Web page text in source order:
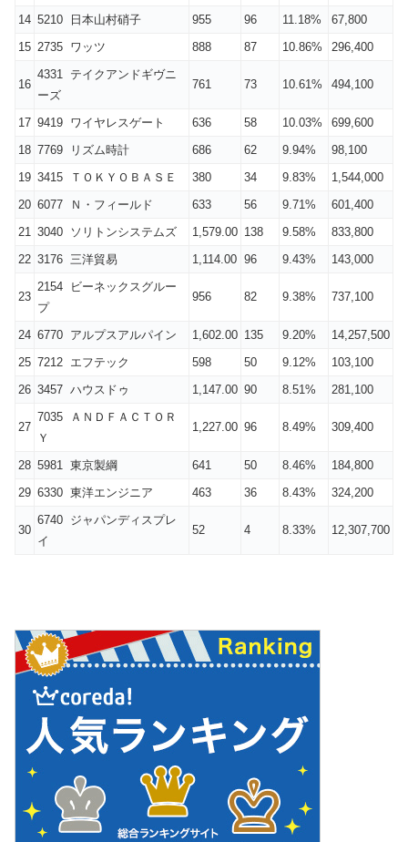
14 5210 日本山村硝子 955 96 11.18%
67,800
15 2735 ワッツ 888 87 10.86% 296,400
16
4331 テイクアンドギヴニ
ーズ
761 73 10.61% 494,100
17 9419 ワイヤレスゲート 636 58 10.03%
699,600
18 7769 リズム時計 686 62 9.94%
98,100
19 3415 ＴＯＫＹＯＢＡＳＥ 380 34 9.83%
1,544,000
20 6077 Ｎ・フィールド 633 56 9.71%
601,400
21
3040 ソリトンシステムズ 1,579.00 138 9.58%
833,800
22 3176 三洋貿易 1,114.00 96 9.43% 143,000
23
2154 ビーネックスグルー
プ
956 82 9.38% 737,100
24 6770 アルプスアルパイン 1,602.00 135 9.20%
14,257,500
25 7212 エフテック 598 50 9.12%
103,100
26 3457 ハウスドゥ 1,147.00 90 8.51% 281,100
27
7035 ＡＮＤＦＡＣＴＯＲ
Ｙ
1,227.00 96 8.49% 309,400
28 5981 東京製綱 641 50 8.46%
184,800
29 6330 東洋エンジニア 463 36 8.43% 324,200
30
6740 ジャパンディスプレ
イ
52 4 8.33% 12,307,700